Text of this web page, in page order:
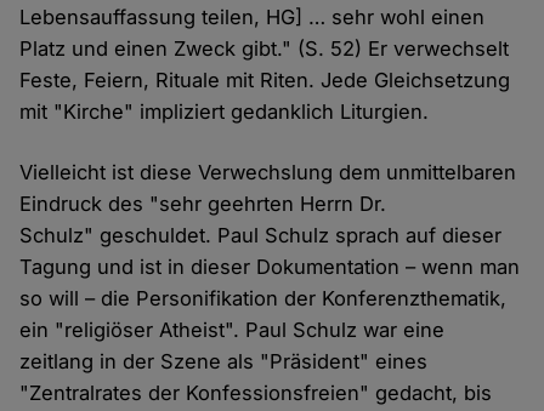
Lebensauffassung teilen, HG] … sehr wohl einen
Platz und einen Zweck gibt." (S. 52) Er verwechselt
Feste, Feiern, Rituale mit Riten. Jede Gleichsetzung
mit "Kirche" impliziert gedanklich Liturgien.
Vielleicht ist diese Verwechslung dem unmittelbaren
Eindruck des "sehr geehrten Herrn Dr.
Schulz" geschuldet. Paul Schulz sprach auf dieser
Tagung und ist in dieser Dokumentation – wenn man
so will – die Personifikation der Konferenzthematik,
ein "religiöser Atheist". Paul Schulz war eine
zeitlang in der Szene als "Präsident" eines
"Zentralrates der Konfessionsfreien" gedacht, bis